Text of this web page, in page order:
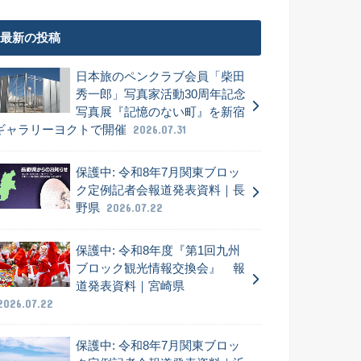
最新の投稿
日本旅のペンクラブ会員「柴田
秀一郎」写真家活動30周年記念
写真展『記憶のない町』を新宿
ャラリーヨクトで開催
2026.07.31
保護中: 令和8年7月関東ブロッ
ク定例記者会報道発表資料｜長
野県
2026.07.22
保護中: 令和8年度『第1回九州
ブロック観光情報交換会』 報
道発表資料｜宮崎県
保護中: 令和8年7月関東ブロッ